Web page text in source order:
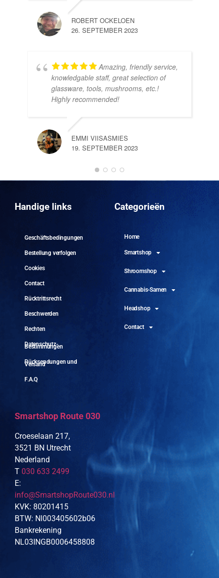
ROBERT OCKELOEN
26. SEPTEMBER 2023
Amazing, friendly service,
knowledgable staff, great selection of
glassware, tools, mushrooms, etc.!
Highly recommended!
EMMI VIISASMIES
19. SEPTEMBER 2023
Handige links
Geschäftsbedingungen
Bestellung verfolgen
Cookies
Contact
Rücktrittsrecht
Beschwerden
Rechten
Datenschutz-
Bestimmungen
Rücksendungen und
Versand
F.A.Q
Categorieën
Home
Smartshop
Shroomshop
Cannabis-Samen
Headshop
Contact
Smartshop Route 030
Croeselaan 217,
3521 BN Utrecht
Nederland
T 030 633 2499
E:
info@SmartshopRoute030.nl
KVK: 80201415
BTW: Nl003405602b06
Bankrekening
NL03INGB0006458808